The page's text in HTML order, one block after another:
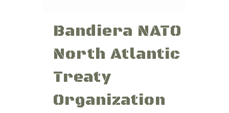
Bandiera NATO
North Atlantic
Treaty
Organization